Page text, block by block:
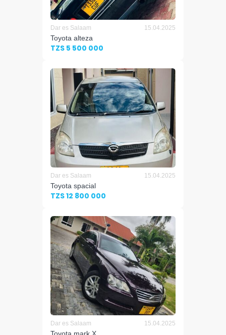
Dar es Salaam 15.04.2025
Toyota alteza
TZS 5 500 000
Dar es Salaam 15.04.2025
Toyota spacial
TZS 12 800 000
Dar es Salaam 15.04.2025